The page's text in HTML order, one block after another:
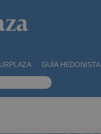
GUÍA HEDONISTA